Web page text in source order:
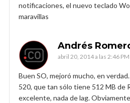
notificaciones, el nuevo teclado
maravillas
Andrés
abril 20, 2014 a las 2:46 PM
Buen SO, mejoró mucho, en
520, que tan sólo tiene 512 MB de
excelente, nada de lag.